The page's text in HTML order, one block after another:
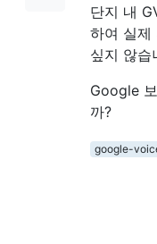
단지 내
하여 실제
싶지 않습
Google
까?
google-